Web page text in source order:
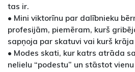
tas ir.
• Mini viktorīnu par dalībnieku
profesijām, piemēram, kurš
sapņoja par skatuvi vai kurš
• Modes skati, kur katrs atrāda
nelielu “podestu” un stāstot